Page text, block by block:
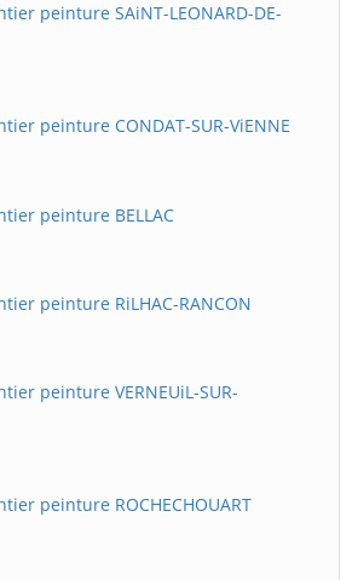
peinture SAiNT-LEONARD-DE-
peinture CONDAT-SUR-ViENNE
peinture BELLAC
peinture RiLHAC-RANCON
peinture VERNEUiL-SUR-
peinture ROCHECHOUART